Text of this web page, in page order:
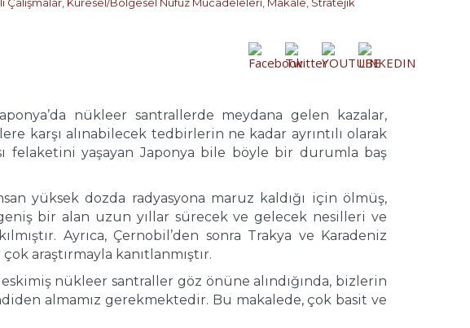
Çalışmalar, Küresel/Bölgesel Nüfuz Mücadeleleri, Makale, Stratejik
nükleer santrallerde meydana gelen kazalar,
karşı alınabilecek tedbirlerin ne kadar ayrıntılı olarak
felaketini yaşayan Japonya bile böyle bir durumla baş
yüksek dozda radyasyona maruz kaldığı için ölmüş,
bir alan uzun yıllar sürecek ve gelecek nesilleri ve
Ayrıca, Çernobil’den sonra Trakya ve Karadeniz
araştırmayla kanıtlanmıştır.
nükleer santraller göz önüne alındığında, bizlerin
almamız gerekmektedir. Bu makalede, çok basit ve